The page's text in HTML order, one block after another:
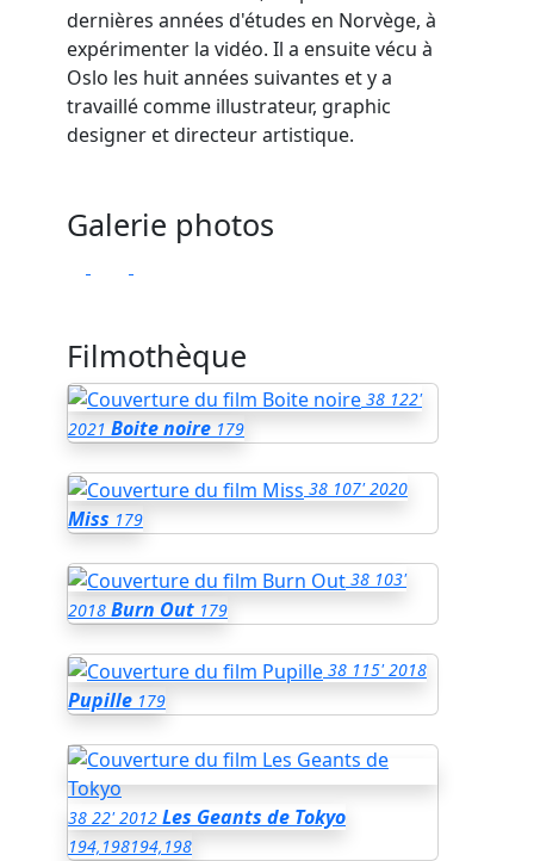
dernières années d'études en Norvège, à
expérimenter la vidéo. Il a ensuite vécu à
Oslo les huit années suivantes et y a
travaillé comme illustrateur, graphic
designer et directeur artistique.
Galerie photos
Filmothèque
38 122'
2021 Boite noire 179
38 107' 2020
Miss 179
38 103'
2018 Burn Out 179
38 115' 2018
Pupille 179
38 22' 2012 Les Geants de Tokyo
194,198194,198